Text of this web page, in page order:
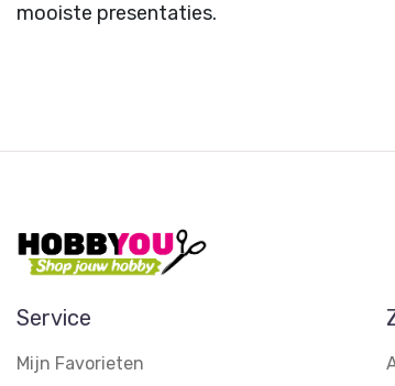
mooiste presentaties.
Service
Mijn Favorieten